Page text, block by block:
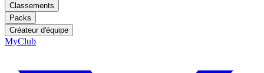
Classements
Packs
Créateur d'équipe
MyClub